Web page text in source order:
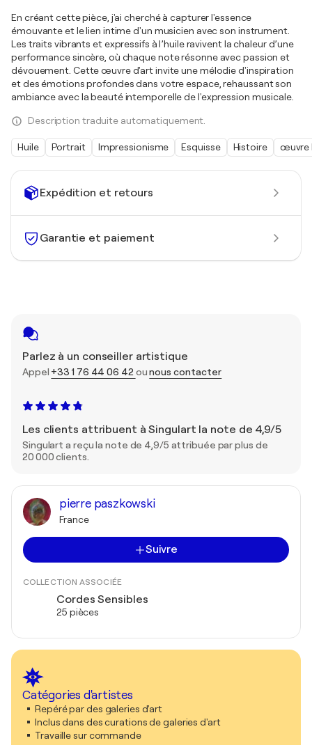
Expédition et retours
Garantie et paiement
Parlez à un conseiller artistique
Appel +33 1 76 44 06 42ounous contacter
Les clients attribuent à Singulart la note de 4,9/5
Singulart a reçu la note de 4,9/5 attribuée par plus de
20 000 clients.
pierre paszkowski
France
Suivre
COLLECTION ASSOCIÉE
Cordes Sensibles
25 pièces
Catégories d'artistes
Repéré par des galeries d'art
Inclus dans des curations de galeries d'art
Travaille sur commande
En créant cette pièce, j'ai cherché à capturer l'essence
émouvante et le lien intime d'un musicien avec son instrument.
Les traits vibrants et expressifs à l’huile ravivent la chaleur d’une
performance sincère, où chaque note résonne avec passion et
dévouement. Cette œuvre d'art invite une mélodie d'inspiration
et des émotions profondes dans votre espace, rehaussant son
ambiance avec la beauté intemporelle de l'expression musicale.
Description traduite automatiquement.
Huile Portrait Impressionisme Esquisse Histoire œuvre